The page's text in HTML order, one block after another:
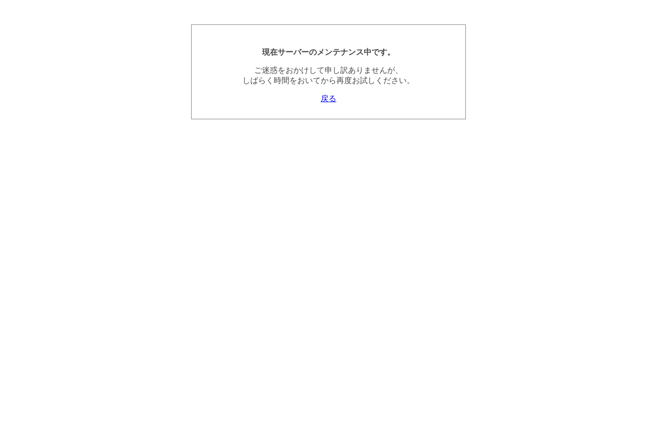
現在サーバーのメンテナンス中です。
ご迷惑をおかけして申し訳ありませんが、
しばらく時間をおいてから再度お試しください。
戻る